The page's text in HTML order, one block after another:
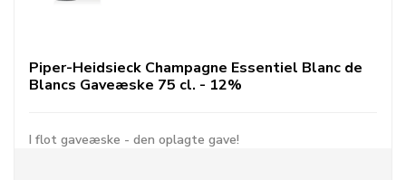
Piper-Heidsieck Champagne Essentiel Blanc de
Blancs Gaveæske 75 cl. - 12%
I flot gaveæske - den oplagte gave!